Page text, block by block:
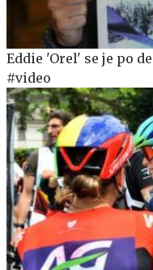
Eddie 'Orel' se je po
#video